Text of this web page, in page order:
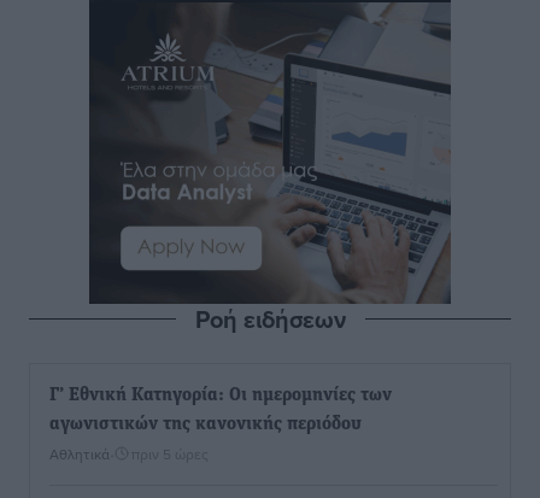
Ροή ειδήσεων
Γ’ Εθνική Κατηγορία: Οι ημερομηνίες των
αγωνιστικών της κανονικής περιόδου
Αθλητικά πριν 5 ώρες